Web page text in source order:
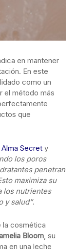
en mantener
En este
como un
el método más
que
Alma Secret y
los poros
penetran
maximiza su
los nutrientes
y salud”.
la cosmética
Bloom, su
en una leche